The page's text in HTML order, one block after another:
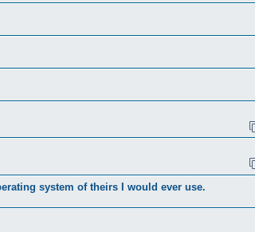
system of theirs I would ever use.